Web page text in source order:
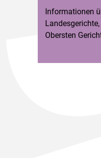
Informationen
Obersten